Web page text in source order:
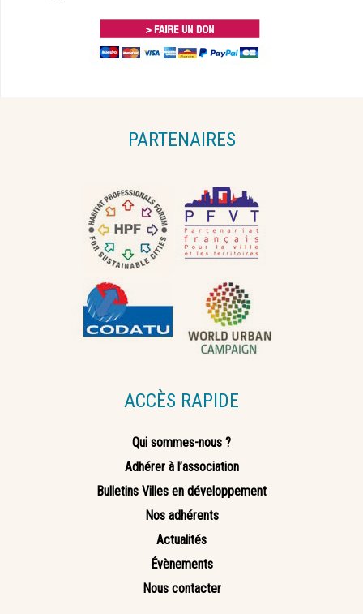
PARTENAIRES
ACCÈS RAPIDE
Qui sommes-nous ?
Adhérer à l’association
Bulletins Villes en développement
Nos adhérents
Actualités
Évènements
Nous contacter